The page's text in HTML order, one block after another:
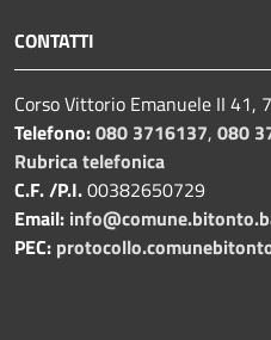
CONTATTI
Corso Vittorio Emanuele II 41,
Telefono:080 3716137, 080
Rubrica telefonica
C.F. /P.I.00382650729
Email:
PEC: